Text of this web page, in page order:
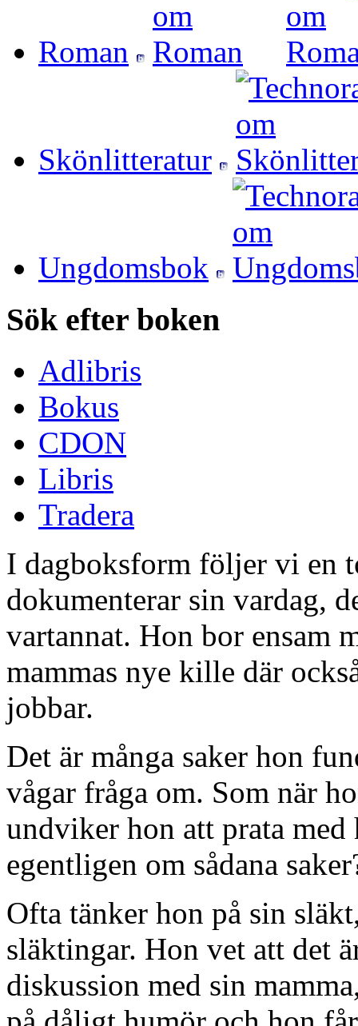
Roman
Skönlitteratur
Ungdomsbok
Sök efter boken
Adlibris
Bokus
CDON
Libris
Tradera
I dagboksform följer vi en
dokumenterar sin vardag,
vartannat. Hon bor ensam
mammas nye kille där
jobbar.
Det är många saker hon
vågar fråga om. Som när
undviker hon att prata
egentligen om sådana
Ofta tänker hon på sin
släktingar. Hon vet att det
diskussion med sin